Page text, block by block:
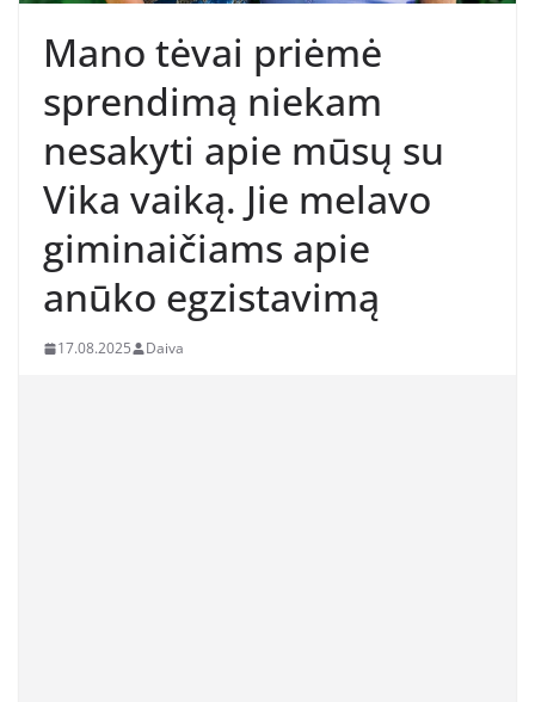
Mano tėvai priėmė
sprendimą niekam
nesakyti apie mūsų su
Vika vaiką. Jie melavo
giminaičiams apie
anūko egzistavimą
17.08.2025 Daiva